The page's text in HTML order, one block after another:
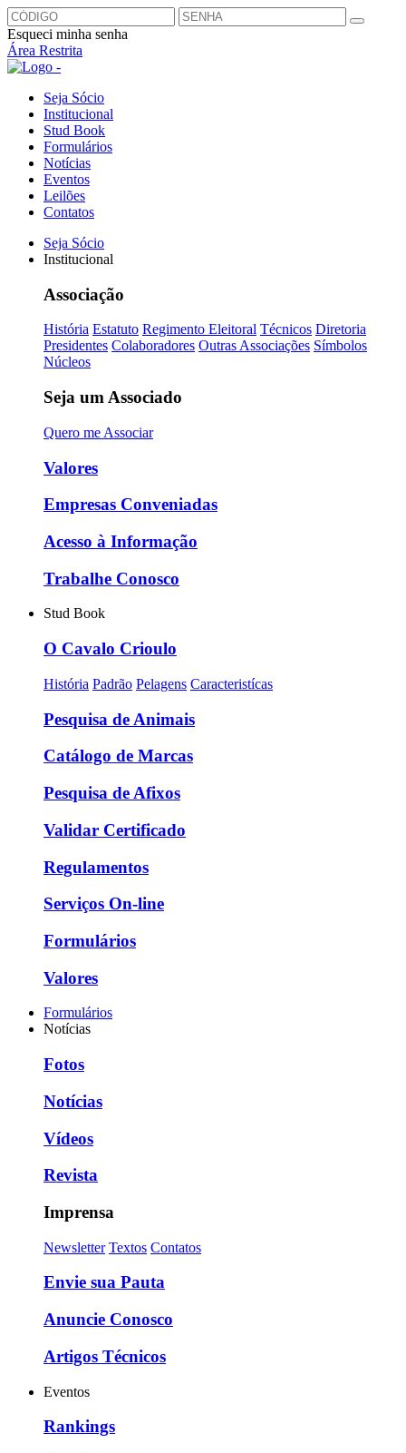
Esqueci minha senha
Área Restrita
Seja Sócio
Institucional
Stud Book
Formulários
Notícias
Eventos
Leilões
Contatos
Seja Sócio
Institucional
Associação
História Estatuto Regimento Eleitoral Técnicos Diretoria
Presidentes Colaboradores Outras Associações Símbolos
Núcleos
Seja um Associado
Quero me Associar
Valores
Empresas Conveniadas
Acesso à Informação
Trabalhe Conosco
Stud Book
O Cavalo Crioulo
História Padrão Pelagens Caracteristícas
Pesquisa de Animais
Catálogo de Marcas
Pesquisa de Afixos
Validar Certificado
Regulamentos
Serviços On-line
Formulários
Valores
Formulários
Notícias
Fotos
Notícias
Vídeos
Revista
Imprensa
Newsletter Textos Contatos
Envie sua Pauta
Anuncie Conosco
Artigos Técnicos
Eventos
Rankings